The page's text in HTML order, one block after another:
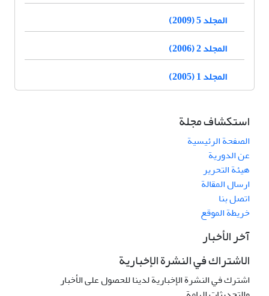
المجلد 5 (2009)
المجلد 2 (2006)
المجلد 1 (2005)
استكشاف مجلة
الصفحة الرئيسية
عن الدورية
هيئة التحرير
ارسال المقالة
اتصل بنا
خريطة الموقع
آخر الأخبار
الاشتراك في النشرة الإخبارية
اشترك في النشرة الإخبارية لدينا للحصول على الأخبار